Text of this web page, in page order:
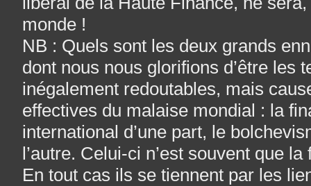
monde !
NB : Quels sont les deux grands
dont nous nous glorifions d’être les
inégalement redoutables, mais
effectives du malaise mondial : la
international d’une part, le
l’autre. Celui-ci n’est souvent que
En tout cas ils se tiennent par les